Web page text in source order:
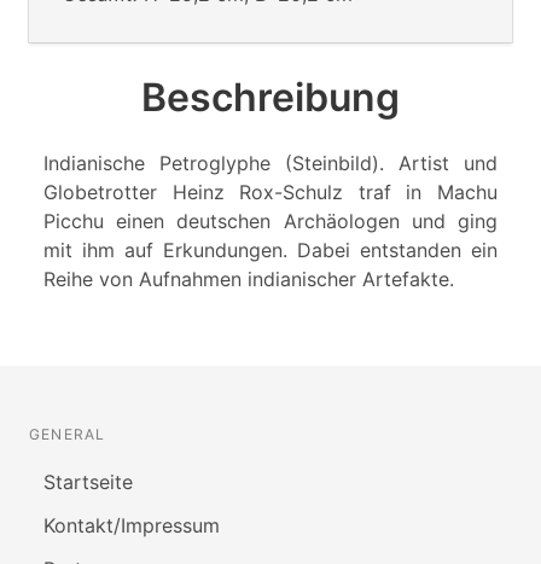
Beschreibung
Indianische Petroglyphe (Steinbild). Artist und
Globetrotter Heinz Rox-Schulz traf in Machu
Picchu einen deutschen Archäologen und ging
mit ihm auf Erkundungen. Dabei entstanden ein
Reihe von Aufnahmen indianischer Artefakte.
GENERAL
Startseite
Kontakt/Impressum